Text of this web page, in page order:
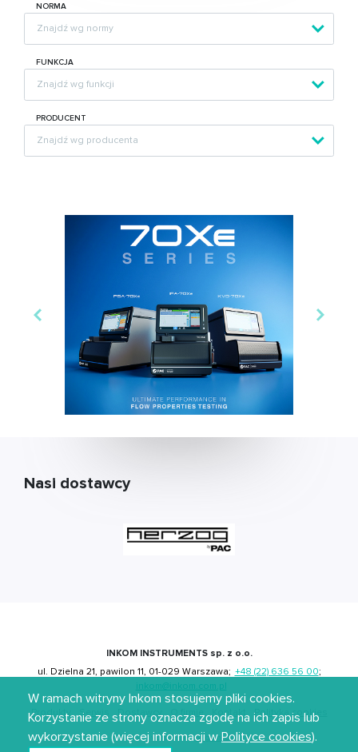
NORMA
FUNKCJA
PRODUCENT
Nasi dostawcy
INKOM INSTRUMENTS sp. z o.o.
ul. Dzielna 21, pawilon 11, 01-029 Warszawa; +48 (22) 636 56 00;
inkom@inkom.com.pl
Produkty Serwis Dostawcy Kontakt Polityka cookies
Projekt i wdrożenie: Migomedia
W ramach witryny Inkom stosujemy pliki cookies.
Korzystanie ze strony oznacza zgodę na ich zapis lub
wykorzystanie (więcej informacji w Polityce cookies).